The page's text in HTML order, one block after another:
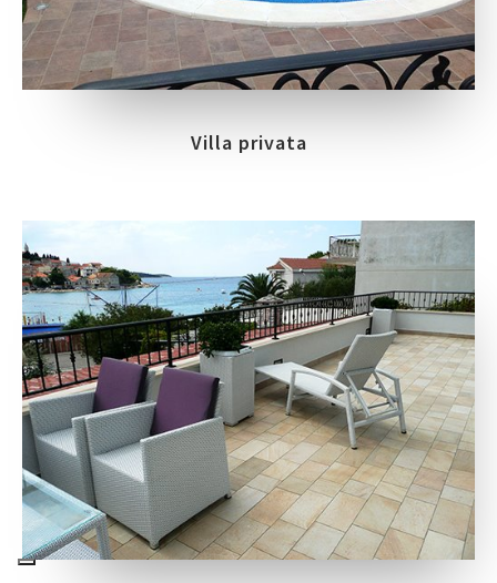
Villa privata